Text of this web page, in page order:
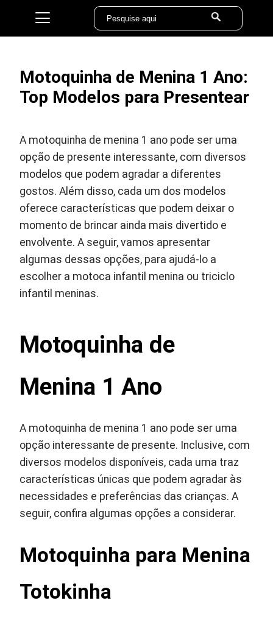
Motoquinha de Menina 1 Ano:
Top Modelos para Presentear
A motoquinha de menina 1 ano pode ser uma
opção de presente interessante, com diversos
modelos que podem agradar a diferentes
gostos. Além disso, cada um dos modelos
oferece características que podem deixar o
momento de brincar ainda mais divertido e
envolvente. A seguir, vamos apresentar
algumas dessas opções, para ajudá-lo a
escolher a motoca infantil menina ou triciclo
infantil meninas.
Motoquinha de
Menina 1 Ano
A motoquinha de menina 1 ano pode ser uma
opção interessante de presente. Inclusive, com
diversos modelos disponíveis, cada uma traz
características únicas que podem agradar às
necessidades e preferências das crianças. A
seguir, confira algumas opções a considerar.
Motoquinha para Menina
Totokinha